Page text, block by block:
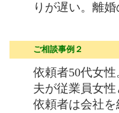
りが遅い。離
ご相談事例２
依頼者50代女
夫が従業員女
依頼者は会社